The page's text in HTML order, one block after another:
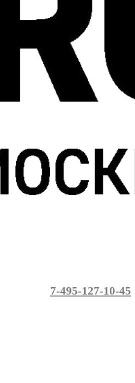
7-495-127-10-45